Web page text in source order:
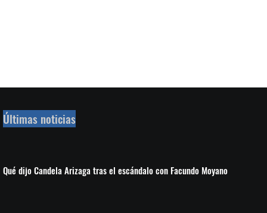
Últimas noticias
Qué dijo Candela Arizaga tras el escándalo con Facundo Moyano